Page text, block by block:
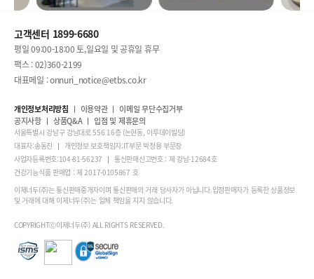
고객센터 1899-6680
평일 09:00-18:00 토,일요일 및 공휴일 휴무
팩스 : 02)360-2199
대표메일 : onnuri_notice@etbs.co.kr
개인정보처리방침 이용약관
이메일 무단수집거부
공지사항
상품Q&A 입점 및 제휴문의
서울특별시 강남구 강남대로 556 16층 (논현동, 이투데이빌딩)
대표자:송동진
개인정보 보호책임자:IT부문 박정용 부문장
사업자등록번호:104-81-56237
통신판매신고번호 : 제 강남-12684호
건강기능식품 판매업 : 제 2017-0105867 호
이제너두(주)는 통신판매중개자이며 통신판매의 거래 당사자가 아닙니다.입점판매자가 등록한 상품정보
및 거래에 대해 이제너두(주)는 일체 책임을 지지 않습니다.
COPYRIGHTⒸ이제너두(주) ALL RIGHTS RESERVED.